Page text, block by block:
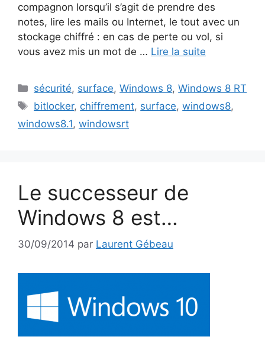
compagnon lorsqu’il s’agit de prendre des
notes, lire les mails ou Internet, le tout avec un
stockage chiffré : en cas de perte ou vol, si
vous avez mis un mot de … Lire la suite
Catégories
sécurité, surface,Windows 8,Windows 8 RT
Étiquettes
bitlocker, chiffrement, surface,windows8,
windows8.1, windowsrt
Le successeur de
Windows 8 est…
30/09/2014 par Laurent Gébeau